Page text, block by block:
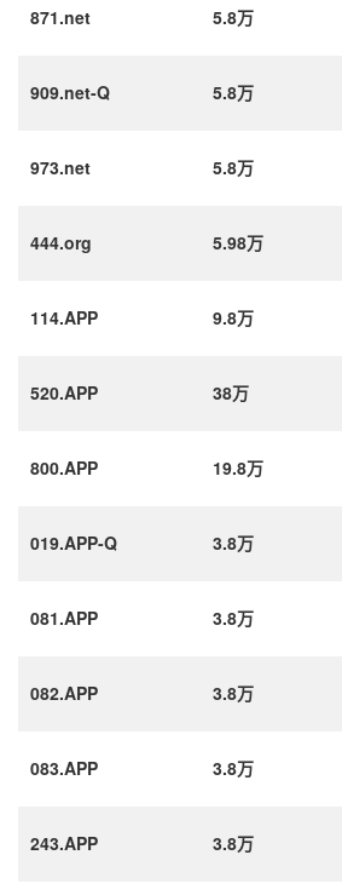
871.net 5.8万
909.net-Q 5.8万
973.net 5.8万
444.org 5.98万
114.APP 9.8万
520.APP 38万
800.APP 19.8万
019.APP-Q 3.8万
081.APP 3.8万
082.APP 3.8万
083.APP 3.8万
243.APP 3.8万